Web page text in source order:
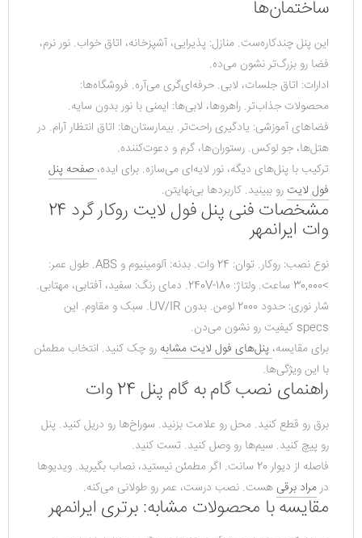
ساختمان‌ها
فضا رو بزرگ‌تر نشون می‌ده.
محصولات جذاب‌تر. راهروها، لابی‌ها: ایمنی با نور بدون سایه.
هتل‌ها، جو لوکس. رستوران‌ها، گرم و دعوت‌کننده.
ترکیب با پنل‌های دیگه، نور لایه‌ای می‌سازه. برای ایده،
فول لایت رو ببینید. کاربردها بی‌نهایتن.
مشخصات فنی پنل فول لایت روکار گرد 24
وات ایرانمهر
>30,000 ساعت. ولتاژ: 180-240V. دمای رنگ: سفید، آفتابی، مهتابی.
specs کیفیت رو نشون می‌دن.
برای مقایسه، پنل‌های فول لایت مشابه
با این ویژگی‌ها.
راهنمای نصب گام به گام پنل 24 وات
رو پیچ کنید. سیم‌ها رو وصل کنید. تست کنید.
در مراد برقی هست. نصب درست، عمر رو طولانی می‌کنه.
مقایسه با محصولات مشابه: برتری ایرانمهر